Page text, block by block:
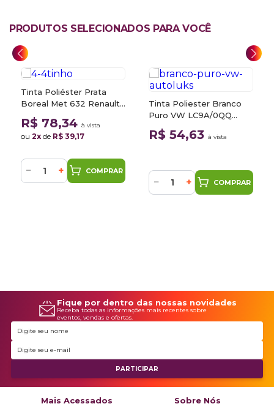
PRODUTOS SELECIONADOS PARA VOCÊ
Tinta Poliéster Prata
Boreal Met 632 Renault
0,9L
R$ 78,34 à vista
ou 2x de R$ 39,17
− + COMPRAR
Tinta Poliester Branco
Puro VW LC9A/0QQ
900ml Autoluks
R$ 54,63 à vista
− + COMPRAR
Fique por dentro das nossas novidades
Receba todas as informações mais recentes sobre
eventos, vendas e ofertas.
Mais Acessados Sobre Nós